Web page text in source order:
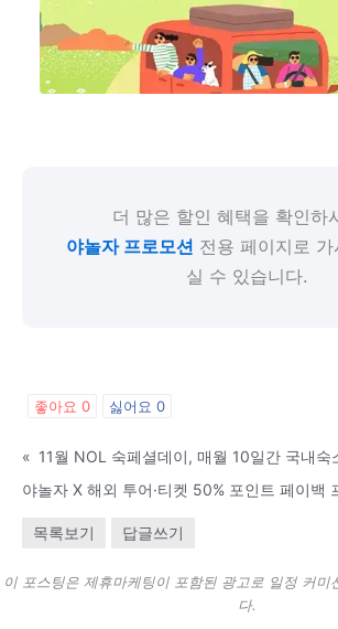
더 많은 할인 혜택을 확인하
야놀자 프로모션 전용 페이지로
실 수 있습니다.
좋아요 0 싫어요 0
« 11월 NOL 숙페셜데이, 매월 10일간 국내숙
야놀자 X 해외 투어·티켓 50% 포인트 페이백
목록보기 답글쓰기
이 포스팅은 제휴마케팅이 포함된 광고로 일정 커미
다.